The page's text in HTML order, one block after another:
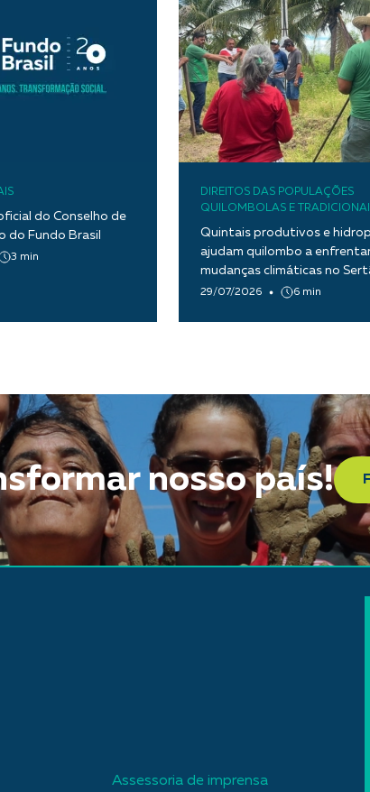
do Conselho de
do Fundo Brasil
3 min
DIREITOS DAS POPULAÇÕES
QUILOMBOLAS E
Quintais produtivos e
ajudam quilombo a
mudanças climáticas no
Paraíba
29/07/2026 6 min
nosso país!
Assessoria de imprensa